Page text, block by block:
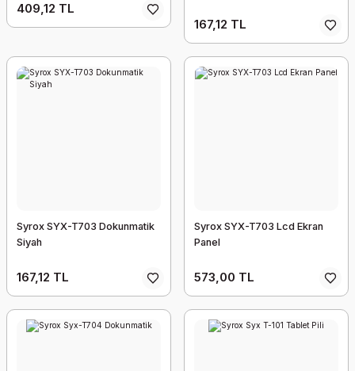
409,12 TL
167,12 TL
Syrox SYX-T703 Dokunmatik
Siyah
167,12 TL
Syrox SYX-T703 Lcd Ekran
Panel
573,00 TL